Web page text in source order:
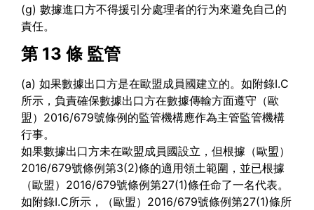
(g) 數據進口方不得援引分處理者的行为來避免自己的
責任。
第 13 條 監管
(a) 如果數據出口方是在歐盟成員國建立的。如附錄I.C
所示，負責確保數據出口方在數據傳輸方面遵守（歐
盟）2016/679號條例的監管機構應作為主管監管機構
行事。
如果數據出口方未在歐盟成員國設立，但根據（歐盟）
2016/679號條例第3(2)條的適用領土範圍，並已根據
（歐盟）2016/679號條例第27(1)條任命了一名代表。
如附錄I.C所示，（歐盟）2016/679號條例第27(1)條所